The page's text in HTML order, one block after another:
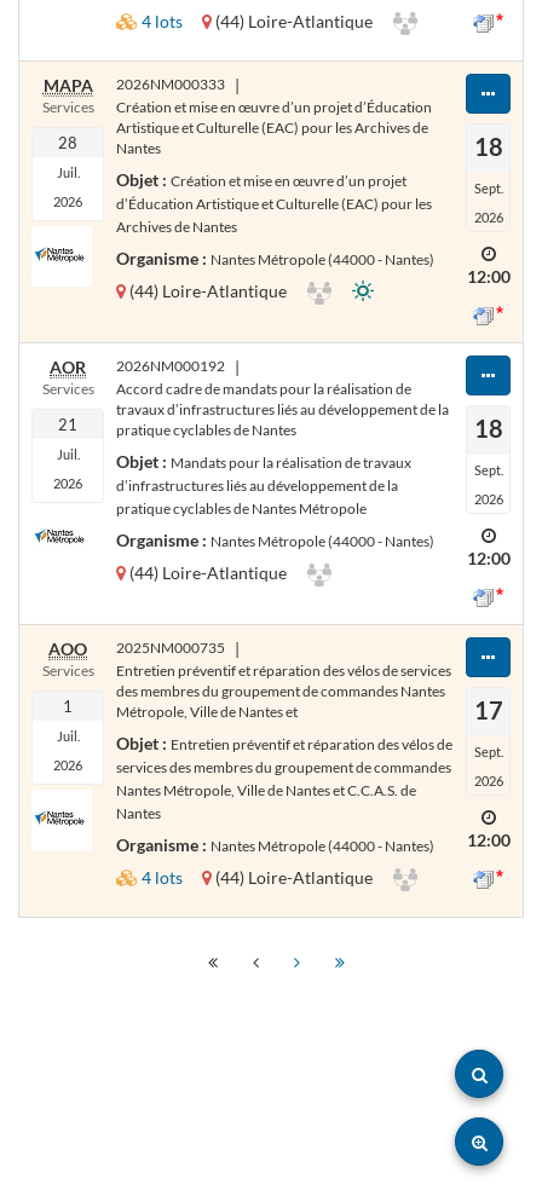
4 lots (44) Loire-Atlantique
MAPA
Services
28
Juil.
2026
2026NM000333 |
Création et mise en œuvre d’un projet d’Éducation
Artistique et Culturelle (EAC) pour les Archives de
Nantes
Objet : Création et mise en œuvre d’un projet
d’Éducation Artistique et Culturelle (EAC) pour les
Archives de Nantes
Organisme : Nantes Métropole (44000 - Nantes)
(44) Loire-Atlantique
18
Sept.
2026
12:00
AOR
Services
21
Juil.
2026
2026NM000192 |
Accord cadre de mandats pour la réalisation de
travaux d’infrastructures liés au développement de la
pratique cyclables de Nantes
Objet : Mandats pour la réalisation de travaux
d’infrastructures liés au développement de la
pratique cyclables de Nantes Métropole
Organisme : Nantes Métropole (44000 - Nantes)
(44) Loire-Atlantique
18
Sept.
2026
12:00
AOO
Services
1
Juil.
2026
2025NM000735 |
Entretien préventif et réparation des vélos de services
des membres du groupement de commandes Nantes
Métropole, Ville de Nantes et
Objet : Entretien préventif et réparation des vélos de
services des membres du groupement de commandes
Nantes Métropole, Ville de Nantes et C.C.A.S. de
Nantes
Organisme : Nantes Métropole (44000 - Nantes)
4 lots (44) Loire-Atlantique
17
Sept.
2026
12:00